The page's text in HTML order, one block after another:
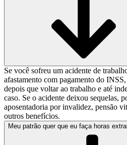
Se você sofreu um acidente de
afastamento com pagamento do
depois que voltar ao trabalho e até
caso. Se o acidente deixou sequelas,
aposentadoria por invalidez, pensão
outros benefícios.
Meu patrão quer que eu faça horas